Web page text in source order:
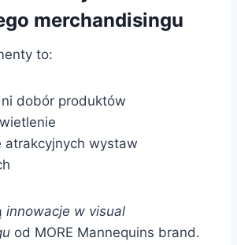
merchandisingu
to:
dobór produktów
atrakcyjnych wystaw
innowacje w visual
od MORE Mannequins brand.